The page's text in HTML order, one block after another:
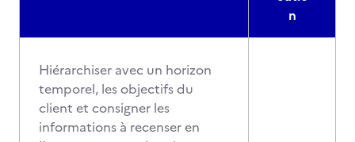
n
Hiérarchiser avec un horizon
temporel, les objectifs du
client et consigner les
informations à recenser en